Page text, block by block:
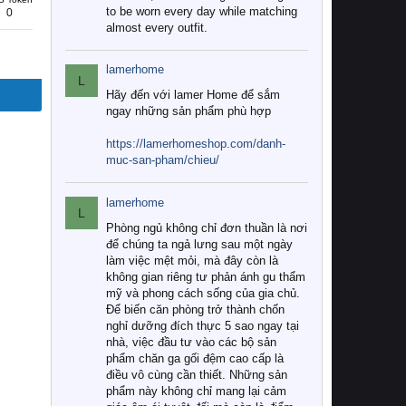
0
to be worn every day while matching
almost every outfit.
L
lamerhome
Hãy đến với lamer Home để sắm
ngay những sản phẩm phù hợp
https://lamerhomeshop.com/danh-
muc-san-pham/chieu/
L
lamerhome
Phòng ngủ không chỉ đơn thuần là nơi
để chúng ta ngả lưng sau một ngày
làm việc mệt mỏi, mà đây còn là
không gian riêng tư phản ánh gu thẩm
mỹ và phong cách sống của gia chủ.
Để biến căn phòng trở thành chốn
nghỉ dưỡng đích thực 5 sao ngay tại
nhà, việc đầu tư vào các bộ sản
phẩm chăn ga gối đệm cao cấp là
điều vô cùng cần thiết. Những sản
phẩm này không chỉ mang lại cảm